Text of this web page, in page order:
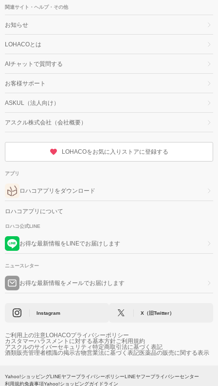
関連サイト・ヘルプ・その他
お知らせ
LOHACOとは
AIチャットで質問する
お客様サポート
ASKUL（法人向け）
アスクル株式会社（会社概要）
LOHACOをお気に入りストアに登録する
アプリ
ロハコアプリをダウンロード
ロハコアプリについて
ロハコ公式LINE
お得な最新情報をLINEでお届けします
ニュースレター
お得な最新情報をメールでお届けします
Instagram X（旧Twitter）
ご利用上の注意LOHACOプライバシーポリシー
カスタマーハラスメントに対する基本方針ご利用規約
アスクルのサイバーセキュリティ特定商取引法に基づく表記
酒類販売管理者標識の掲示古物営業法に基づく表記医薬品の販売に関する表示
Yahoo!ショッピングLINEヤフープライバシーポリシーLINEヤフープライバシーセンター
利用規約免責事項Yahoo!ショッピングガイドライン